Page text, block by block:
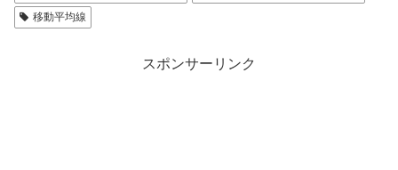
移動平均線
スポンサーリンク